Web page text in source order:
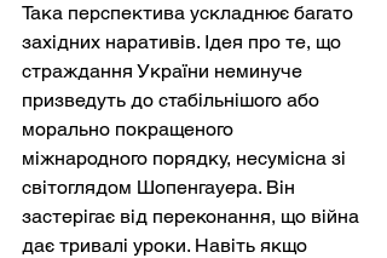
Така перспектива ускладнює багато
західних наративів. Ідея про те, що
страждання України неминуче
призведуть до стабільнішого або
морально покращеного
міжнародного порядку, несумісна зі
світоглядом Шопенгауера. Він
застерігає від переконання, що війна
дає тривалі уроки. Навіть якщо